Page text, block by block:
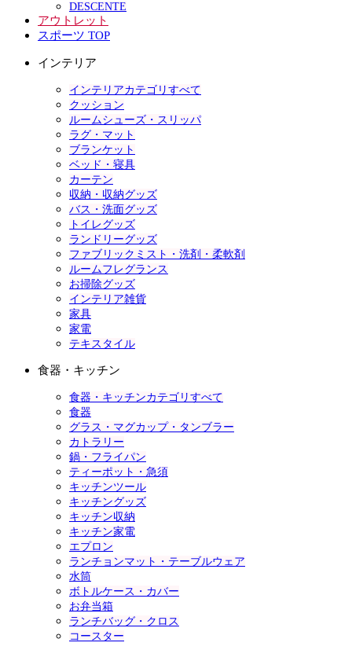
DESCENTE
アウトレット
スポーツ TOP
インテリア
インテリアカテゴリすべて
クッション
ルームシューズ・スリッパ
ラグ・マット
ブランケット
ベッド・寝具
カーテン
収納・収納グッズ
バス・洗面グッズ
トイレグッズ
ランドリーグッズ
ファブリックミスト・洗剤・柔軟剤
ルームフレグランス
お掃除グッズ
インテリア雑貨
家具
家電
テキスタイル
食器・キッチン
食器・キッチンカテゴリすべて
食器
グラス・マグカップ・タンブラー
カトラリー
鍋・フライパン
ティーポット・急須
キッチンツール
キッチングッズ
キッチン収納
キッチン家電
エプロン
ランチョンマット・テーブルウェア
水筒
ボトルケース・カバー
お弁当箱
ランチバッグ・クロス
コースター